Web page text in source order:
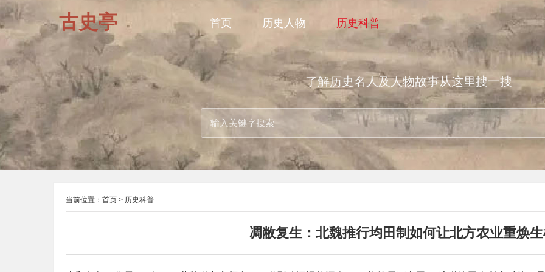
古史亭 首页 历史人物 历史科普
了解历史名人及人物故事从这里搜一搜
当前位置： 首页 > 历史科普
凋敝复生：北魏推行均田制如何让北方农业重焕